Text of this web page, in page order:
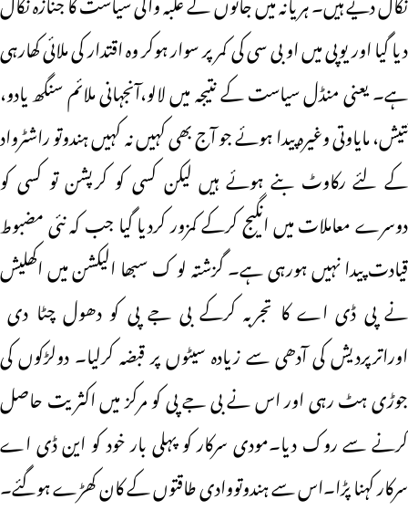
دیا گیا اور یوپی میں او بی سی کی کمر پر سوار ہوکر وہ اقتدار کی ملائی کھارہی
ہے۔ یعنی منڈل سیاست کے نتیجہ میں لالو،آنجہانی ملائم سنگھ یادو،
نتیش، مایاوتی وغیرہ پیدا ہوئے جو آج بھی کہیں نہ کہیں ہندوتو راشٹرواد
کے لئے رکاوٹ بنے ہوئے ہیں لیکن کسی کو کرپشن تو کسی کو
دوسرے معاملات میں انگیج کرکے کمزور کردیا گیا جب کہ نئی مضبوط
قیادت پیدا نہیں ہورہی ہے۔ گزشتہ لو ک سبھا الیکشن میں اکھلیش
نے پی ڈی اے کا تجربہ کرکے بی جے پی کو دھول چٹا دی
اوراترپردیش کی آدھی سے زیادہ سیٹوں پر قبضہ کرلیا۔ دولڑکوں کی
جوڑی ہٹ رہی اور اس نے بی جے پی کو مرکز میں اکثریت حاصل
کرنے سے روک دیا۔مودی سرکار کو پہلی بار خود کو این ڈی اے
سرکار کہنا پڑا۔اس سے ہندوتووادی طاقتوں کے کان کھڑے ہوگئے۔